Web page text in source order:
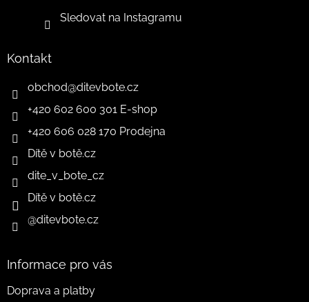
Sledovat na Instagramu
Kontakt
obchod@ditevbote.cz
+420 602 600 301 E-shop
+420 606 028 170 Prodejna
Dítě v botě.cz
dite_v_bote_cz
Dítě v botě.cz
@ditevbote.cz
Informace pro vás
Doprava a platby